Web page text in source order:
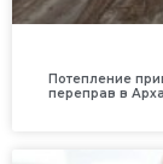
Потепление
переправ в